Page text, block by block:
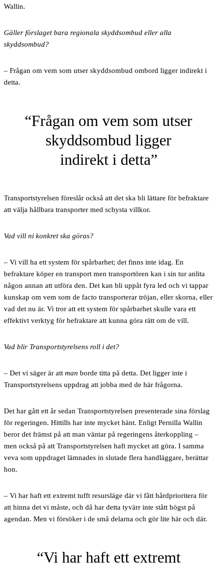
Wallin.
Gäller förslaget bara regionala skyddsombud eller alla
skyddsombud?
– Frågan om vem som utser skyddsombud ombord ligger indirekt i
detta.
Frågan om vem som utser
skyddsombud ligger
indirekt i detta
Transportstyrelsen föreslår också att det ska bli lättare för befraktare
att välja hållbara transporter med schysta villkor.
Vad vill ni konkret ska göras?
– Vi vill ha ett system för spårbarhet; det finns inte idag. En
befraktare köper en transport men transportören kan i sin tur anlita
någon annan att utföra den. Det kan bli uppåt fyra led och vi tappar
kunskap om vem som de facto transporterar tröjan, eller skorna, eller
vad det nu är. Vi tror att ett system för spårbarhet skulle vara ett
effektivt verktyg för befraktare att kunna göra rätt om de vill.
Vad blir Transportstyrelsens roll i det?
– Det vi säger är att man borde titta på detta. Det ligger inte i
Transportstyrelsens uppdrag att jobba med de här frågorna.
Det har gått ett år sedan Transportstyrelsen presenterade sina förslag
för regeringen. Hittills har inte mycket hänt. Enligt Pernilla Wallin
beror det främst på att man väntar på regeringens återkoppling –
men också på att Transportstyrelsen haft mycket att göra. I samma
veva som uppdraget lämnades in slutade flera handläggare, berättar
hon.
– Vi har haft ett extremt tufft resursläge där vi fått hårdprioritera för
att hinna det vi måste, och då har detta tyvärr inte stått högst på
agendan. Men vi försöker i de små delarna och gör lite här och där.
Vi har haft ett extremt